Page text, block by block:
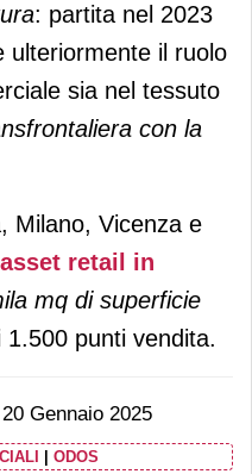
: partita nel 2023
ulteriormente il ruolo
sia nel tessuto
con la
Milano, Vicenza e
retail in
mq di superficie
1.500 punti vendita.
20 Gennaio 2025
ODOS